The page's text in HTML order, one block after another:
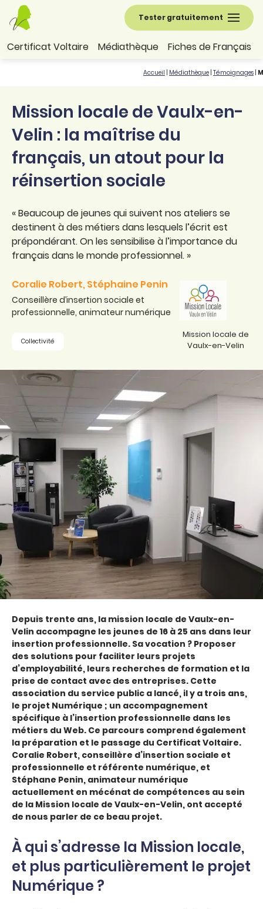
Tester gratuitement
Certificat Voltaire Médiathèque Fiches de Français
Accueil Médiathèque Témoignages
Mission locale de Vaulx-en-
Velin : la maîtrise du
français, un atout pour la
réinsertion sociale
« Beaucoup de jeunes qui suivent nos ateliers se
destinent à des métiers dans lesquels l’écrit est
prépondérant. On les sensibilise à l’importance du
français dans le monde professionnel. »
Coralie Robert, Stéphaine Penin
Conseillère d’insertion sociale et
professionnelle, animateur numérique
Collectivité
Mission locale de
Vaulx-en-Velin
Depuis trente ans, la mission locale de Vaulx-en-
Velin accompagne les jeunes de 16 à 25 ans dans leur
insertion professionnelle. Sa vocation ? Proposer
des solutions pour faciliter leurs projets
d’employabilité, leurs recherches de formation et la
prise de contact avec des entreprises. Cette
association du service public a lancé, il y a trois ans,
le projet Numérique ; un accompagnement
spécifique à l’insertion professionnelle dans les
métiers du Web. Ce parcours comprend également
la préparation et le passage du Certificat Voltaire.
Coralie Robert, conseillère d’insertion sociale et
professionnelle et référente numérique, et
Stéphane Penin, animateur numérique
actuellement en mécénat de compétences au sein
de la Mission locale de Vaulx-en-Velin, ont accepté
de nous parler de ce beau projet.
À qui s’adresse la Mission locale,
et plus particulièrement le projet
Numérique ?